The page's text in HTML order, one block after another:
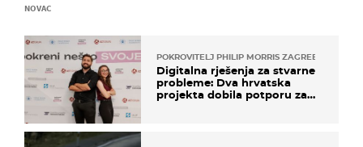
NOVAC
POKROVITELJ PHILIP MORRIS ZAGREB
Digitalna rješenja za stvarne
probleme: Dva hrvatska
projekta dobila potporu za